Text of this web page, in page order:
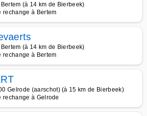
(à 14 km de Bierbeek)
rechange à Bertem
(à 14 km de Bierbeek)
rechange à Bertem
Gelrode (aarschot) (à 15 km de Bierbeek)
rechange à Gelrode